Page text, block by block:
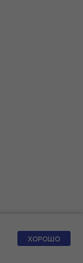
ХОРОШО